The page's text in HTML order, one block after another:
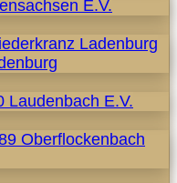
E.V.
Ladenburg
Laudenbach E.V.
Oberflockenbach